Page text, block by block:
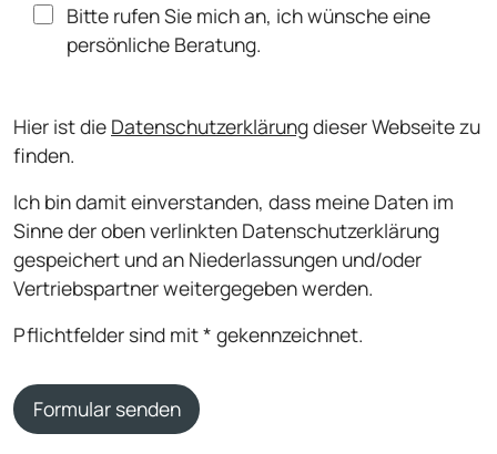
Bitte rufen Sie mich an, ich wünsche eine
persönliche Beratung.
Hier ist die Datenschutzerklärungdieser Webseite zu
finden.
Ich bin damit einverstanden, dass meine Daten im
Sinne der oben verlinkten Datenschutzerklärung
gespeichert und an Niederlassungen und/oder
Vertriebspartner weitergegeben werden.
Pflichtfelder sind mit * gekennzeichnet.
Formular senden